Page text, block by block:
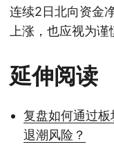
连续2日北向资金
上涨，也应视为谨
延伸阅读
复盘如何通过
退潮风险？